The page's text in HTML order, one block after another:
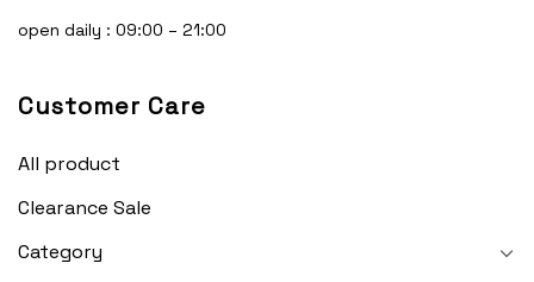
open daily : 09:00 – 21:00
Customer Care
All product
Clearance Sale
Category